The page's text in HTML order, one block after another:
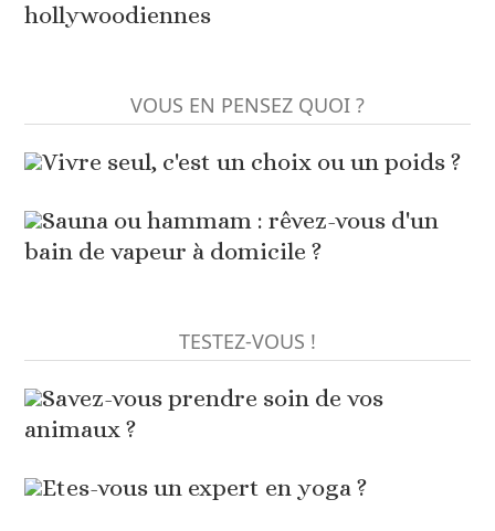
hollywoodiennes
VOUS EN PENSEZ QUOI ?
Vivre seul, c'est un choix ou un poids ?
Sauna ou hammam : rêvez-vous d'un
bain de vapeur à domicile ?
TESTEZ-VOUS !
Savez-vous prendre soin de vos
animaux ?
Etes-vous un expert en yoga ?